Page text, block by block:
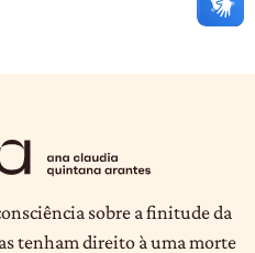
sobre a finitude da
tenham direito à uma morte